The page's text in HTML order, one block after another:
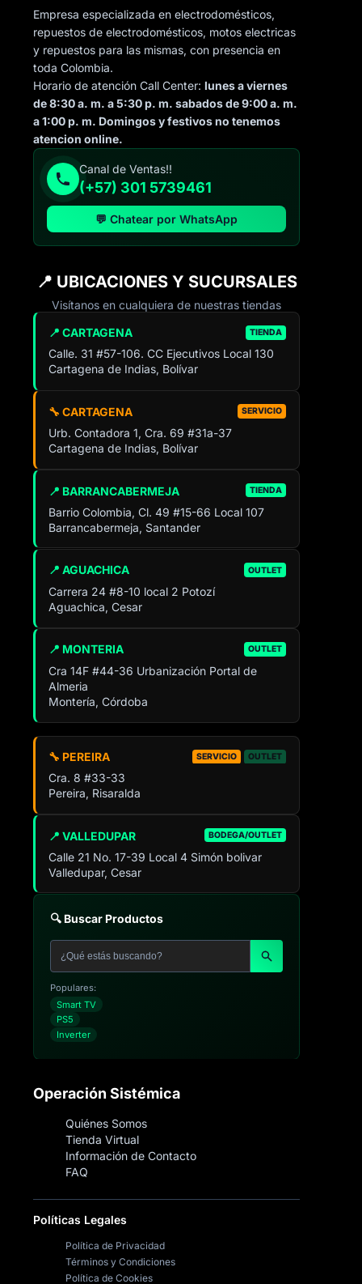
Empresa especializada en electrodomésticos,
repuestos de electrodomésticos, motos electricas
y repuestos para las mismas, con presencia en
toda Colombia.
Horario de atención Call Center:lunes a viernes
de 8:30 a. m. a 5:30 p. m. sabados de 9:00 a. m.
a 1:00 p. m. Domingos y festivos no tenemos
atencion online.
Canal de Ventas!!
(+57) 301 5739461
💬 Chatear por WhatsApp
📍 UBICACIONES Y SUCURSALES
Visítanos en cualquiera de nuestras tiendas
📍 CARTAGENA TIENDA
Calle. 31 #57-106. CC Ejecutivos Local 130
Cartagena de Indias, Bolívar
🔧 CARTAGENA SERVICIO
Urb. Contadora 1, Cra. 69 #31a-37
Cartagena de Indias, Bolívar
📍 BARRANCABERMEJA TIENDA
Barrio Colombia, Cl. 49 #15-66 Local 107
Barrancabermeja, Santander
📍 AGUACHICA OUTLET
Carrera 24 #8-10 local 2 Potozí
Aguachica, Cesar
📍 MONTERIA OUTLET
Cra 14F #44-36 Urbanización Portal de
Almeria
Montería, Córdoba
📍 VALLEDUPAR BODEGA/OUTLET
Calle 21 No. 17-39 Local 4 Simón bolivar
Valledupar, Cesar
🔧 PEREIRA SERVICIO OUTLET
Cra. 8 #33-33
Pereira, Risaralda
🔍 Buscar Productos
Populares:
Smart TV
PS5
Inverter
Operación Sistémica
Quiénes Somos
Tienda Virtual
Información de Contacto
FAQ
Políticas Legales
Política de Privacidad
Términos y Condiciones
Política de Cookies